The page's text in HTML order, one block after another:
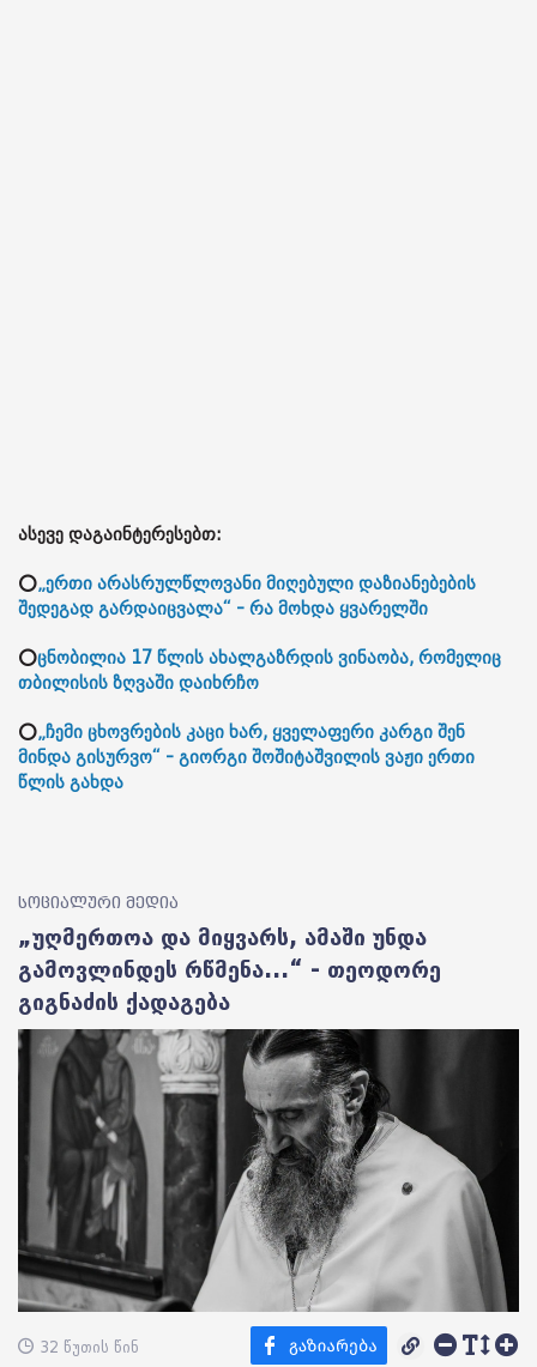
ასევე დაგაინტერესებთ:
⭕„ერთი არასრულწლოვანი მიღებული დაზიანებების
შედეგად გარდაიცვალა“ - რა მოხდა ყვარელში
⭕ცნობილია 17 წლის ახალგაზრდის ვინაობა, რომელიც
თბილისის ზღვაში დაიხრჩო
⭕„ჩემი ცხოვრების კაცი ხარ, ყველაფერი კარგი შენ
მინდა გისურვო“ - გიორგი შოშიტაშვილის ვაჟი ერთი
წლის გახდა
სოციალური მედია
„უღმერთოა და მიყვარს, ამაში უნდა
გამოვლინდეს რწმენა...“ - თეოდორე
გიგნაძის ქადაგება
32 წუთის წინ